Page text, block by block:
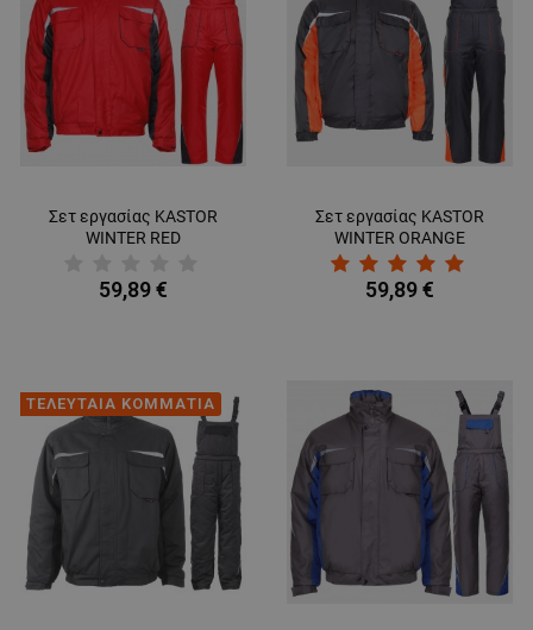
Σετ εργασίας KASTOR
WINTER RED
59,89 €
Σετ εργασίας KASTOR
WINTER ORANGE
59,89 €
ΤΕΛΕΥΤΑΙΑ ΚΟΜΜΑΤΙΑ